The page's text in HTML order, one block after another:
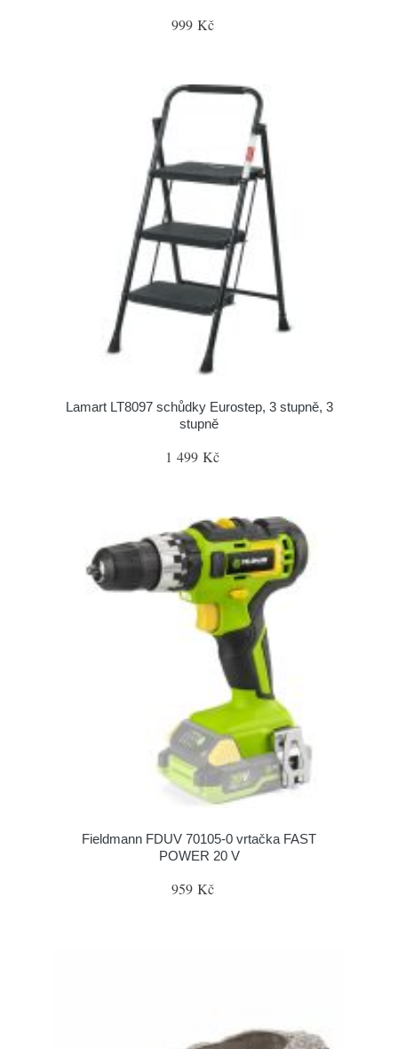
999 Kč
Lamart LT8097 schůdky Eurostep, 3 stupně, 3
stupně
1 499 Kč
Fieldmann FDUV 70105-0 vrtačka FAST
POWER 20 V
959 Kč